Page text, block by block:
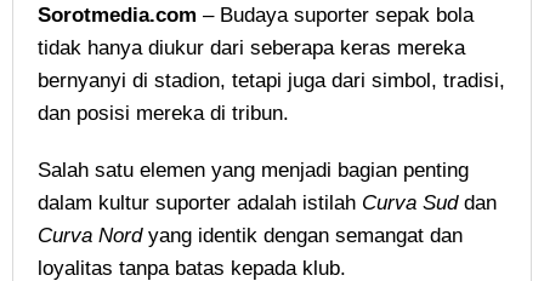
Sorotmedia.com – Budaya suporter sepak bola
tidak hanya diukur dari seberapa keras mereka
bernyanyi di stadion, tetapi juga dari simbol, tradisi,
dan posisi mereka di tribun.
Salah satu elemen yang menjadi bagian penting
dalam kultur suporter adalah istilah Curva Suddan
Curva Nordyang identik dengan semangat dan
loyalitas tanpa batas kepada klub.